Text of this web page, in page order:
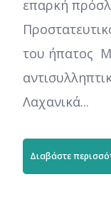
επαρκή
του ήπατος
Λαχανικά...
Διαβάστε